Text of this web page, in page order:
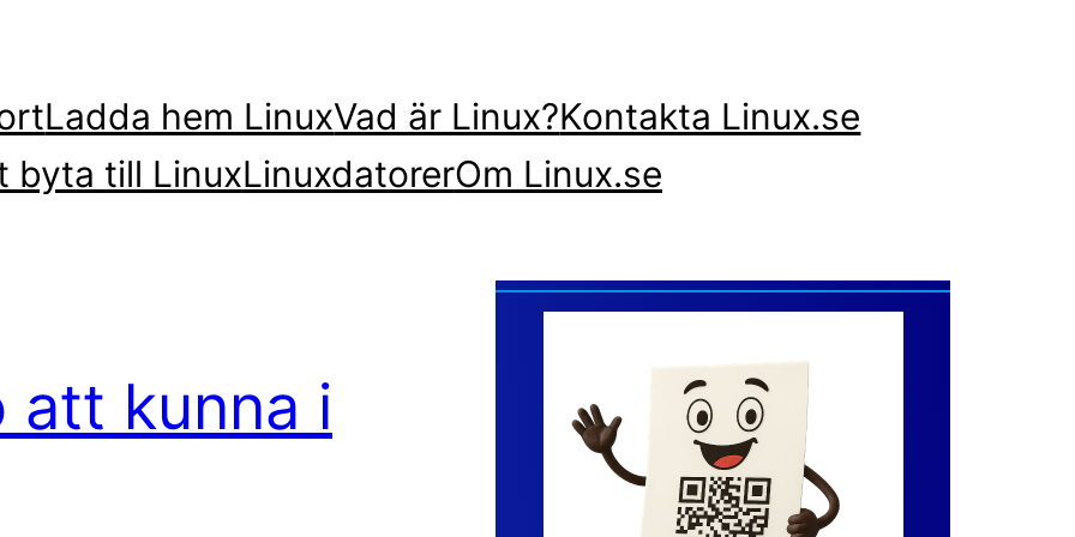
Ladda hem LinuxVad är Linux?Kontakta Linux.se
byta till LinuxLinuxdatorerOm Linux.se
att kunna i